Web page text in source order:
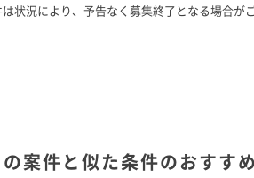
状況により、予告なく募集終了となる場合が
案件と似た条件のおすす